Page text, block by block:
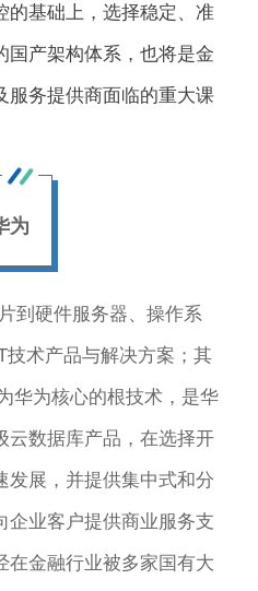
的基础上，选择稳定、准
国产架构体系，也将是金
服务提供商面临的重大课
为
硬件服务器、操作系
术产品与解决方案；其
华为核心的根技术，是华
云数据库产品，在选择开
发展，并提供集中式和分
企业客户提供商业服务支
在金融行业被多家国有大